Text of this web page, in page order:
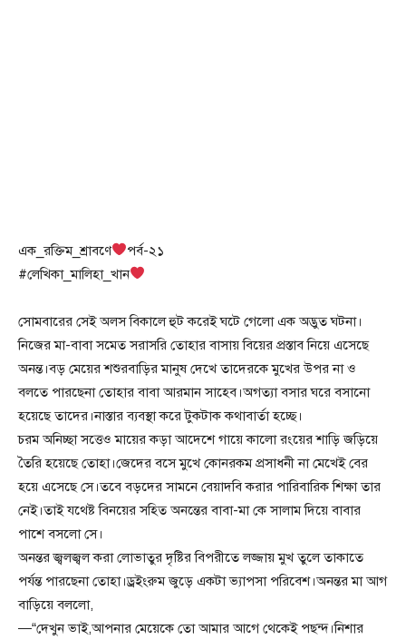
এক_রক্তিম_শ্রাবণে
পর্ব-২১
#লেখিকা_মালিহা_খান
সোমবারের সেই অলস বিকালে হুট করেই ঘটে গেলো এক অদ্ভুত ঘটনা।
নিজের মা-বাবা সমেত সরাসরি তোহার বাসায় বিয়ের প্রস্তাব নিয়ে এসেছে
অনন্ত।বড় মেয়ের শশুরবাড়ির মানুষ দেখে তাদেরকে মুখের উপর না ও
বলতে পারছেনা তোহার বাবা আরমান সাহেব।অগত্যা বসার ঘরে বসানো
হয়েছে তাদের।নাস্তার ব্যবস্থা করে টুকটাক কথাবার্তা হচ্ছে।
চরম অনিচ্ছা সত্তেও মায়ের কড়া আদেশে গায়ে কালো রংয়ের শাড়ি জড়িয়ে
তৈরি হয়েছে তোহা।জেদের বসে মুখে কোনরকম প্রসাধনী না মেখেই বের
হয়ে এসেছে সে।তবে বড়দের সামনে বেয়াদবি করার পারিবারিক শিক্ষা তার
নেই।তাই যথেষ্ট বিনয়ের সহিত অনন্তের বাবা-মা কে সালাম দিয়ে বাবার
পাশে বসলো সে।
অনন্তর জ্বলজ্বল করা লোভাতুর দৃষ্টির বিপরীতে লজ্জায় মুখ তুলে তাকাতে
পর্যন্ত পারছেনা তোহা।ড্রইংরুম জুড়ে একটা ভ্যাপসা পরিবেশ।অনন্তর মা আগ
বাড়িয়ে বললো,
—“দেখুন ভাই,আপনার মেয়েকে তো আমার আগে থেকেই পছন্দ।নিশার